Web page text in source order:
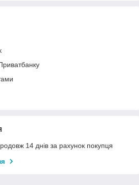
14 днів за рахунок покупця